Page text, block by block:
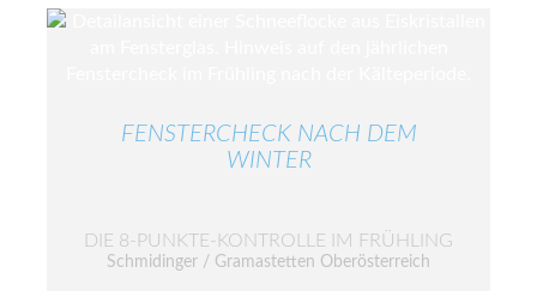
FENSTERCHECK NACH DEM
WINTER
DIE 8-PUNKTE-KONTROLLE IM FRÜHLING
Schmidinger / Gramastetten Oberösterreich